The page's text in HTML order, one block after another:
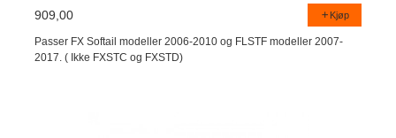
909,00 Kjøp
Passer FX Softail modeller 2006-2010 og FLSTF modeller 2007-
2017. ( Ikke FXSTC og FXSTD)